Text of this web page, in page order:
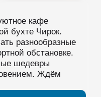
кафе
бухте Чирок.
разнообразные
обстановке.
шедевры
Ждём